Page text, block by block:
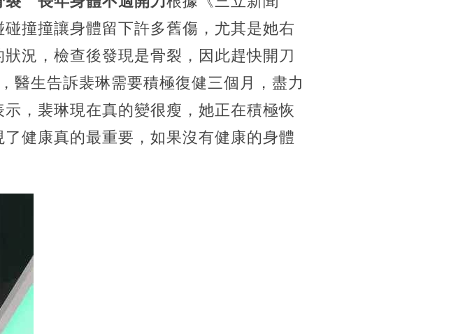
撞撞讓身體留下許多舊傷，尤其是她右
況，檢查後發現是骨裂，因此趕快開刀
醫生告訴裴琳需要積極復健三個月，盡力
，裴琳現在真的變很瘦，她正在積極恢
健康真的最重要，如果沒有健康的身體